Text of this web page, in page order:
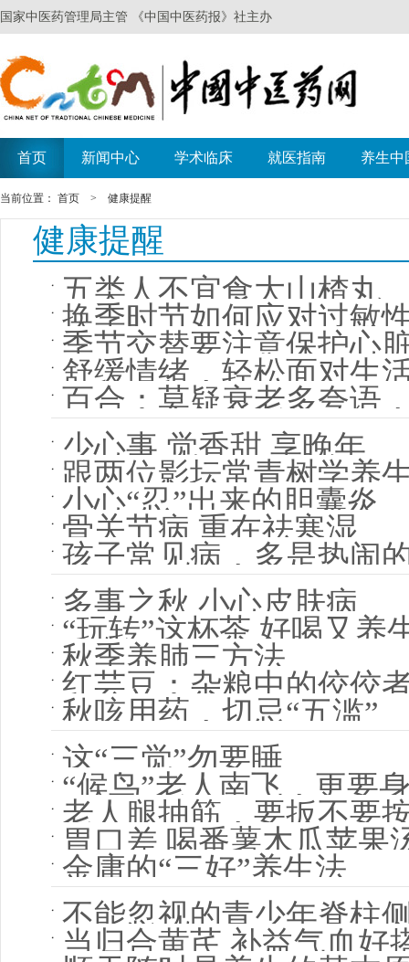
当前位置： 首页 > 健康提醒
健康提醒
五类人不宜食大山楂丸
换季时节如何应对过敏
季节交替要注意保护心
舒缓情绪，轻松面对生
百合：莫疑衰老多夸语
少心事 觉香甜 享晚年
跟两位影坛常青树学养
小心“忍”出来的胆囊炎
骨关节病 重在祛寒湿
孩子常见病，多是热闹
多事之秋 小心皮肤病
“玩转”这杯茶 好喝又养
秋季养肺三方法
红芸豆：杂粮中的佼佼
秋咳用药，切忌“五滥”
这“三觉”勿要睡
“候鸟”老人南飞，更要
老人腿抽筋，要扳不要
胃口差 喝番薯木瓜苹果
金庸的“三好”养生法
不能忽视的青少年脊柱
当归合黄芪 补益气血好